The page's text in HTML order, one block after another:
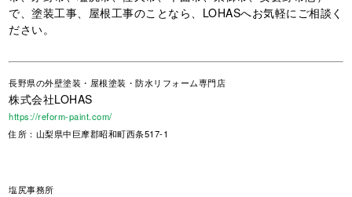
で、塗装工事、屋根工事のことなら、LOHASへお気軽にご相談く
ださい。
長野県の外壁塗装・屋根塗装・防水リフォーム専門店
株式会社LOHAS
https://reform-paint.com/
住所：山梨県中巨摩郡昭和町西条517-1
塩尻事務所